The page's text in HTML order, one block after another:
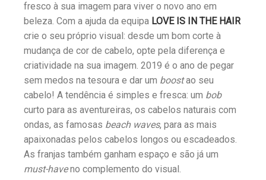
fresco à sua imagem para viver o novo ano em
beleza. Com a ajuda da equipa LOVE IS IN THE HAIR
crie o seu próprio visual: desde um bom corte à
mudança de cor de cabelo, opte pela diferença e
criatividade na sua imagem. 2019 é o ano de pegar
sem medos na tesoura e dar um boostao seu
cabelo! A tendência é simples e fresca: um bob
curto para as aventureiras, os cabelos naturais com
ondas, as famosas beach waves, para as mais
apaixonadas pelos cabelos longos ou escadeados.
As franjas também ganham espaço e são já um
must-haveno complemento do visual.